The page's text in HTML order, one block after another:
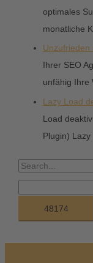
optimales
monatliche
Unzufrieden
Ihrer SEO
unfähig Ihre
Lazy Load
Load
Plugin) Lazy
S
u
c
n